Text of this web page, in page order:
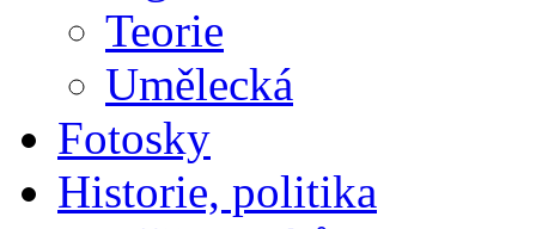
Teorie
Umělecká
Fotosky
Historie, politika